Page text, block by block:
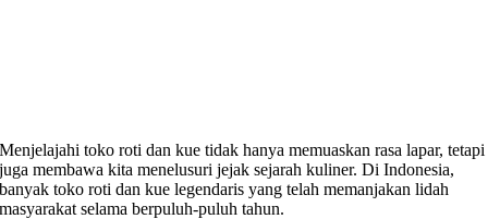
Menjelajahi toko roti dan kue tidak hanya memuaskan rasa lapar, tetapi
juga membawa kita menelusuri jejak sejarah kuliner. Di Indonesia,
banyak toko roti dan kue legendaris yang telah memanjakan lidah
masyarakat selama berpuluh-puluh tahun.